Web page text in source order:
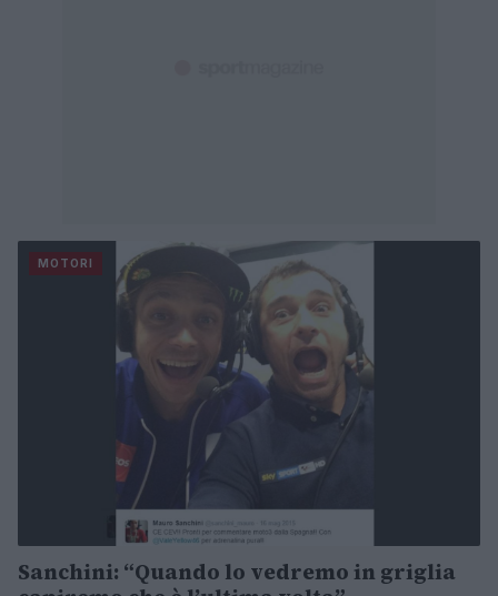
MOTORI
Sanchini: “Quando lo vedremo in griglia